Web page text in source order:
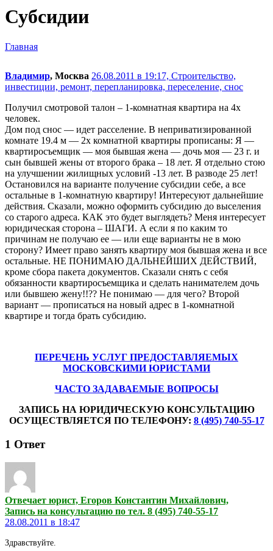
Субсидии
Главная
Владимир, Москва 26.08.2011 в 19:17, Строительство,
инвестиции, ремонт, перепланировка, переселение, снос
Получил смотровой талон – 1-комнатная квартира на 4х
человек.
Дом под снос — идет расселение. В неприватизированной
комнате 19.4 м — 2х комнатной квартиры прописаны: Я —
квартиросъемщик — моя бывшая жена — дочь моя — 23 г. и
сын бывшей жены от второго брака – 18 лет. Я отдельно стою
на улучшении жилищных условий -13 лет. В разводе 25 лет!
Остановился на варианте получение субсидии себе, а все
остальные в 1-комнатную квартиру! Интересуют дальнейшие
действия. Сказали, можно оформить субсидию до выселения
со старого адреса. КАК это будет выглядеть? Меня интересует
юридическая сторона – ШАГИ. А если я по каким то
причинам не получаю ее — или еще варианты не в мою
сторону? Имеет право занять квартиру моя бывшая жена и все
остальные. НЕ ПОНИМАЮ ДАЛЬНЕЙШИХ ДЕЙСТВИЙ,
кроме сбора пакета документов. Сказали снять с себя
обязанности квартиросъемщика и сделать нанимателем дочь
или бывшею жену!!?? Не понимаю — для чего? Второй
вариант — прописаться на новый адрес в 1-комнатной
квартире и тогда брать субсидию.
ПЕРЕЧЕНЬ УСЛУГ ПРЕДОСТАВЛЯЕМЫХ
МОСКОВСКИМИ ЮРИСТАМИ
ЧАСТО ЗАДАВАЕМЫЕ ВОПРОСЫ
ЗАПИСЬ НА ЮРИДИЧЕСКУЮ КОНСУЛЬТАЦИЮ
ОСУЩЕСТВЛЯЕТСЯ ПО ТЕЛЕФОНУ: 8 (495) 740-55-17
1 Ответ
Отвечает юрист, Егоров Константин Михайлович,
Запись на консультацию по тел. 8 (495) 740-55-17
28.08.2011 в 18:47
Здравствуйте.